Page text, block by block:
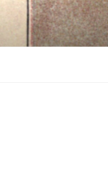
contenuto